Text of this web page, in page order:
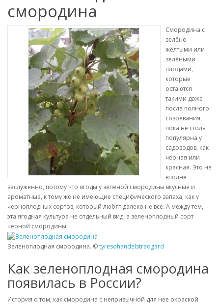
смородина
Смородина с
зелёно-
жёлтыми или
зелёными
плодами,
которые
остаются
такими даже
после полного
созревания,
пока не столь
популярна у
садоводов, как
чёрная или
красная. Это не
вполне
заслуженно, потому что ягоды у зелёной смородины вкусные и
ароматные, к тому же не имеющие специфического запаха, как у
черноплодных сортов, который любят далеко не все. А между тем,
эта ягодная культура не отдельный вид, а зеленоплодный сорт
чёрной смородины.
Зеленоплодная смородина. ©tyresohandelstradgard
Как зеленоплодная смородина
появилась в России?
История о том, как смородина с непривычной для нее окраской